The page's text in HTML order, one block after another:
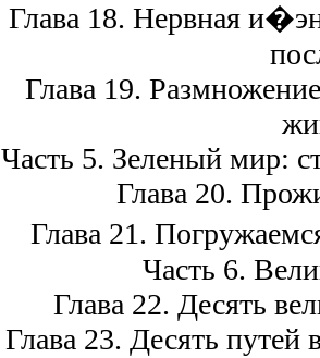
Глава 18. Нервная
Глава 19.
Часть 5. Зеленый мир:
Глава 20.
Глава 21.
Часть 6.
Глава 22. Десять
Глава 23. Десять